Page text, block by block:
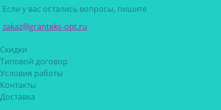
Если у вас остались вопросы, пишите
zakaz@granteks-opt.ru
Скидки
Типовой договор
Условия работы
Контакты
Доставка